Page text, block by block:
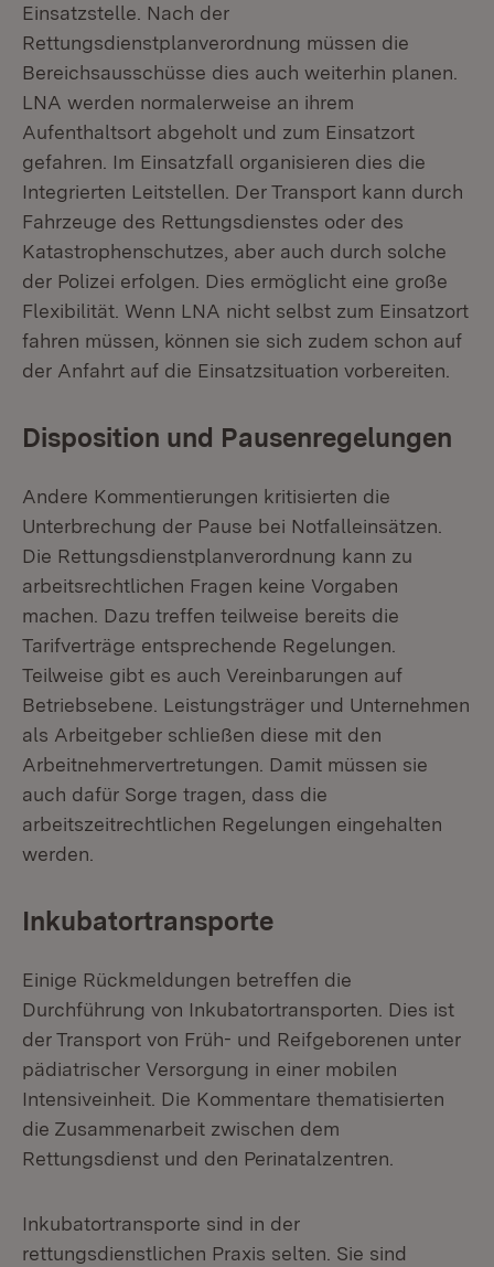
Einsatzstelle. Nach der
Rettungsdienstplanverordnung müssen die
Bereichsausschüsse dies auch weiterhin planen.
LNA werden normalerweise an ihrem
Aufenthaltsort abgeholt und zum Einsatzort
gefahren. Im Einsatzfall organisieren dies die
Integrierten Leitstellen. Der Transport kann durch
Fahrzeuge des Rettungsdienstes oder des
Katastrophenschutzes, aber auch durch solche
der Polizei erfolgen. Dies ermöglicht eine große
Flexibilität. Wenn LNA nicht selbst zum Einsatzort
fahren müssen, können sie sich zudem schon auf
der Anfahrt auf die Einsatzsituation vorbereiten.
Disposition und Pausenregelungen
Andere Kommentierungen kritisierten die
Unterbrechung der Pause bei Notfalleinsätzen.
Die Rettungsdienstplanverordnung kann zu
arbeitsrechtlichen Fragen keine Vorgaben
machen. Dazu treffen teilweise bereits die
Tarifverträge entsprechende Regelungen.
Teilweise gibt es auch Vereinbarungen auf
Betriebsebene. Leistungsträger und Unternehmen
als Arbeitgeber schließen diese mit den
Arbeitnehmervertretungen. Damit müssen sie
auch dafür Sorge tragen, dass die
arbeitszeitrechtlichen Regelungen eingehalten
werden.
Inkubatortransporte
Einige Rückmeldungen betreffen die
Durchführung von Inkubatortransporten. Dies ist
der Transport von Früh- und Reifgeborenen unter
pädiatrischer Versorgung in einer mobilen
Intensiveinheit. Die Kommentare thematisierten
die Zusammenarbeit zwischen dem
Rettungsdienst und den Perinatalzentren.
Inkubatortransporte sind in der
rettungsdienstlichen Praxis selten. Sie sind